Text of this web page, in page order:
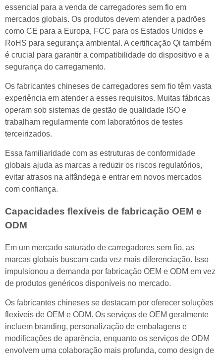
essencial para a venda de carregadores sem fio em
mercados globais. Os produtos devem atender a padrões
como CE para a Europa, FCC para os Estados Unidos e
RoHS para segurança ambiental. A certificação Qi também
é crucial para garantir a compatibilidade do dispositivo e a
segurança do carregamento.
Os fabricantes chineses de carregadores sem fio têm vasta
experiência em atender a esses requisitos. Muitas fábricas
operam sob sistemas de gestão de qualidade ISO e
trabalham regularmente com laboratórios de testes
terceirizados.
Essa familiaridade com as estruturas de conformidade
globais ajuda as marcas a reduzir os riscos regulatórios,
evitar atrasos na alfândega e entrar em novos mercados
com confiança.
Capacidades flexíveis de fabricação OEM e
ODM
Em um mercado saturado de carregadores sem fio, as
marcas globais buscam cada vez mais diferenciação. Isso
impulsionou a demanda por fabricação OEM e ODM em vez
de produtos genéricos disponíveis no mercado.
Os fabricantes chineses se destacam por oferecer soluções
flexíveis de OEM e ODM. Os serviços de OEM geralmente
incluem branding, personalização de embalagens e
modificações de aparência, enquanto os serviços de ODM
envolvem uma colaboração mais profunda, como design de